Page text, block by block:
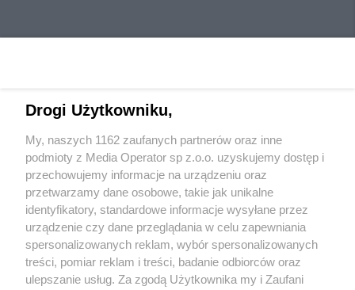
Wydawca mediówlokalnych
Nie zapomnij
zapoznać się z:
polityką prywatności regulamin korzystania z portali
Twojemiasto Skontaktuj się z nami
Drogi Użytkowniku,
My, naszych 1162 zaufanych partnerów oraz inne
podmioty z Media Operator sp z.o.o. uzyskujemy dostęp i
przechowujemy informacje na urządzeniu oraz
przetwarzamy dane osobowe, takie jak unikalne
identyfikatory, standardowe informacje wysyłane przez
urządzenie czy dane przeglądania w celu zapewniania
spersonalizowanych reklam, wybór spersonalizowanych
treści, pomiar reklam i treści, badanie odbiorców oraz
ulepszanie usług. Za zgodą Użytkownika my i Zaufani